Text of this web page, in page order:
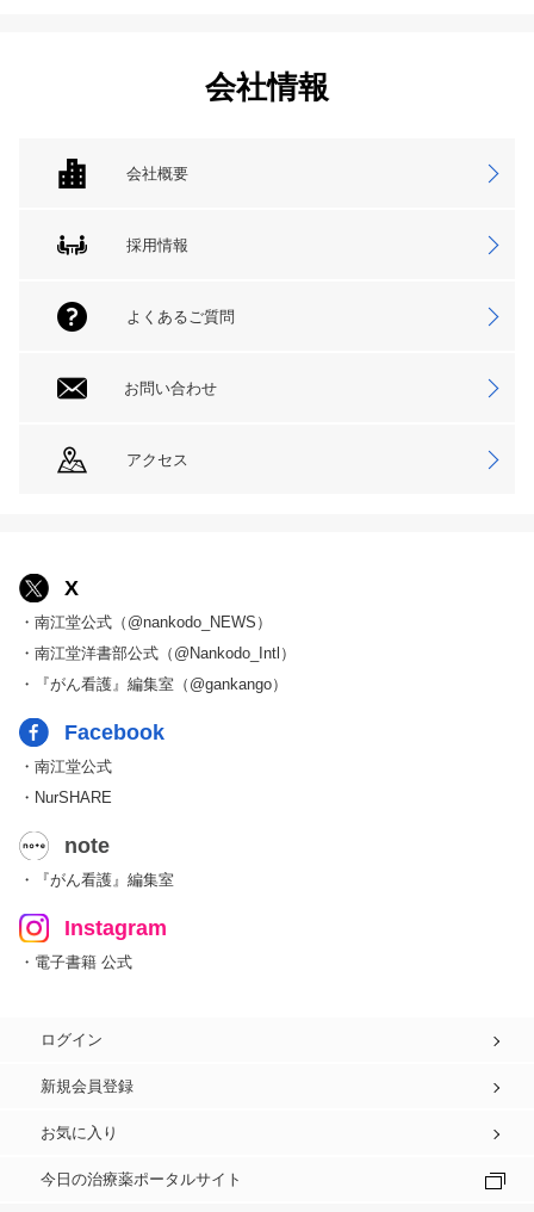
会社情報
会社概要
採用情報
よくあるご質問
お問い合わせ
アクセス
X
・南江堂公式（@nankodo_NEWS）
・南江堂洋書部公式（@Nankodo_Intl）
・『がん看護』編集室（@gankango）
Facebook
・南江堂公式
・NurSHARE
note
・『がん看護』編集室
Instagram
・電子書籍 公式
ログイン
新規会員登録
お気に入り
今日の治療薬ポータルサイト